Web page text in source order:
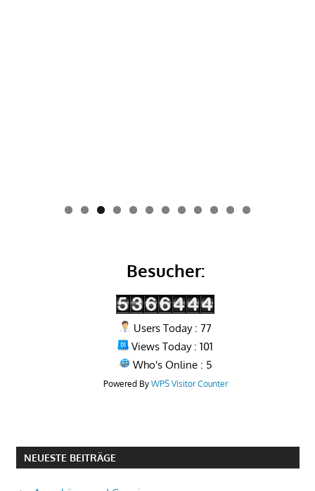
0 1 2
Besucher:
Users Today : 77
Views Today : 101
Who's Online : 5
Powered By WPS Visitor Counter
NEUESTE BEITRÄGE